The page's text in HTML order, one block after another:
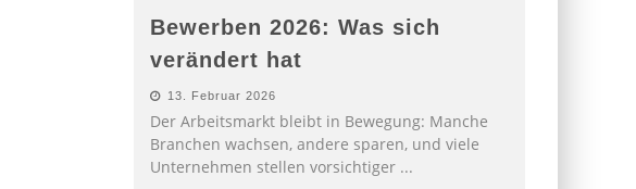
Bewerben 2026: Was sich
verändert hat
13. Februar 2026
Der Arbeitsmarkt bleibt in Bewegung: Manche
Branchen wachsen, andere sparen, und viele
Unternehmen stellen vorsichtiger ...